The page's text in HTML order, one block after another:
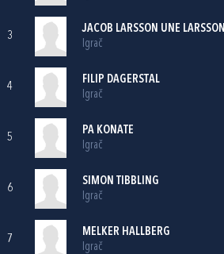
3
JACOB LARSSON UNE LARSSON
Igrač
4
FILIP DAGERSTAL
Igrač
5
PA KONATE
Igrač
6
SIMON TIBBLING
Igrač
7
MELKER HALLBERG
Igrač